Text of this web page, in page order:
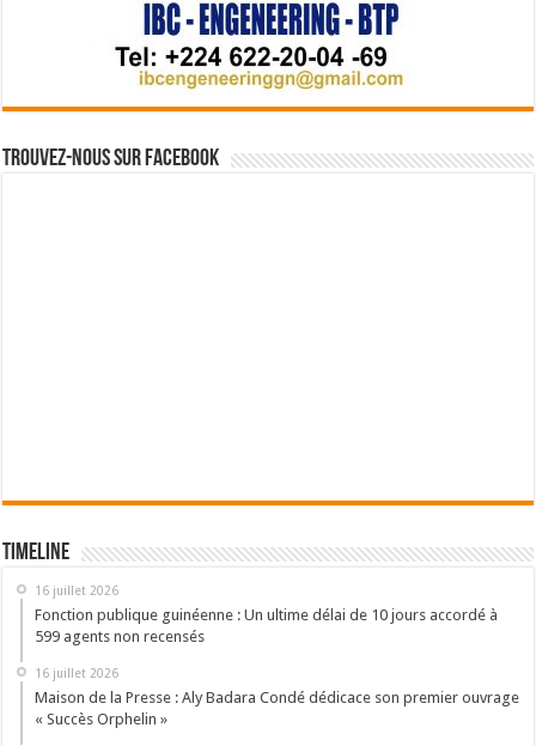
Trouvez-nous sur Facebook
Timeline
16 juillet 2026
Fonction publique guinéenne : Un ultime délai de 10 jours accordé à
599 agents non recensés
16 juillet 2026
Maison de la Presse : Aly Badara Condé dédicace son premier ouvrage
« Succès Orphelin »